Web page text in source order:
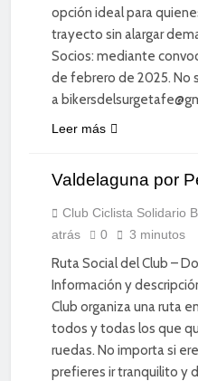
opción ideal para
trayecto sin alargar
Socios: mediante
de febrero de 2025. No
a
Leer más
CICLISMO
DEPORTE
DIVERSIÓN
SOCIAL
Valdelaguna por
Club Ciclista Solidario
atrás
0 3 minutos
Ruta Social del Club –
Información y
Club organiza una ruta
todos y todas los que
ruedas. No importa si
prefieres ir tranquilito y